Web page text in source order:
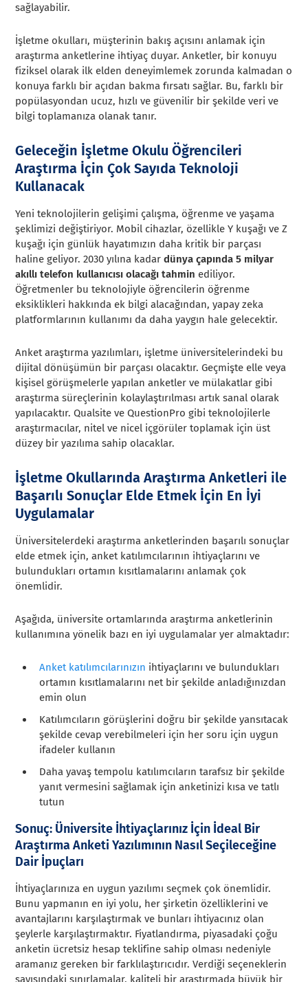
sağlayabilir.
İşletme okulları, müşterinin bakış açısını anlamak için
araştırma anketlerine ihtiyaç duyar. Anketler, bir konuyu
fiziksel olarak ilk elden deneyimlemek zorunda kalmadan o
konuya farklı bir açıdan bakma fırsatı sağlar. Bu, farklı bir
popülasyondan ucuz, hızlı ve güvenilir bir şekilde veri ve
bilgi toplamanıza olanak tanır.
Geleceğin İşletme Okulu Öğrencileri
Araştırma İçin Çok Sayıda Teknoloji
Kullanacak
Yeni teknolojilerin gelişimi çalışma, öğrenme ve yaşama
şeklimizi değiştiriyor. Mobil cihazlar, özellikle Y kuşağı ve Z
kuşağı için günlük hayatımızın daha kritik bir parçası
haline geliyor. 2030 yılına kadardünya çapında 5 milyar
akıllı telefon kullanıcısı olacağı tahmin ediliyor.
Öğretmenler bu teknolojiyle öğrencilerin öğrenme
eksiklikleri hakkında ek bilgi alacağından, yapay zeka
platformlarının kullanımı da daha yaygın hale gelecektir.
Anket araştırma yazılımları, işletme üniversitelerindeki bu
dijital dönüşümün bir parçası olacaktır. Geçmişte elle veya
kişisel görüşmelerle yapılan anketler ve mülakatlar gibi
araştırma süreçlerinin kolaylaştırılması artık sanal olarak
yapılacaktır. Qualsite ve QuestionPro gibi teknolojilerle
araştırmacılar, nitel ve nicel içgörüler toplamak için üst
düzey bir yazılıma sahip olacaklar.
İşletme Okullarında Araştırma Anketleri ile
Başarılı Sonuçlar Elde Etmek İçin En İyi
Uygulamalar
Üniversitelerdeki araştırma anketlerinden başarılı sonuçlar
elde etmek için, anket katılımcılarının ihtiyaçlarını ve
bulundukları ortamın kısıtlamalarını anlamak çok
önemlidir.
Aşağıda, üniversite ortamlarında araştırma anketlerinin
kullanımına yönelik bazı en iyi uygulamalar yer almaktadır:
Anket katılımcılarınızın ihtiyaçlarını ve bulundukları
ortamın kısıtlamalarını net bir şekilde anladığınızdan
emin olun
Katılımcıların görüşlerini doğru bir şekilde yansıtacak
şekilde cevap verebilmeleri için her soru için uygun
ifadeler kullanın
Daha yavaş tempolu katılımcıların tarafsız bir şekilde
yanıt vermesini sağlamak için anketinizi kısa ve tatlı
tutun
Sonuç: Üniversite İhtiyaçlarınız İçin İdeal Bir
Araştırma Anketi Yazılımının Nasıl Seçileceğine
Dair İpuçları
İhtiyaçlarınıza en uygun yazılımı seçmek çok önemlidir.
Bunu yapmanın en iyi yolu, her şirketin özelliklerini ve
avantajlarını karşılaştırmak ve bunları ihtiyacınız olan
şeylerle karşılaştırmaktır. Fiyatlandırma, piyasadaki çoğu
anketin ücretsiz hesap teklifine sahip olması nedeniyle
aramanız gereken bir farklılaştırıcıdır. Verdiği seçeneklerin